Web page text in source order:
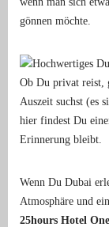
gönnen möchte.
Ob Du privat reist,
Auszeit suchst (es
hier findest Du
Erinnerung bleibt.
Wenn Du Dubai
Atmosphäre und
25hours Hotel